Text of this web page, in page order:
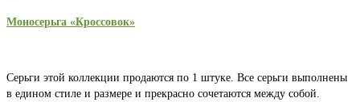
Моносерьга «Кроссовок»
Серьги этой коллекции продаются по 1 штуке. Все серьги выполнены
в едином стиле и размере и прекрасно сочетаются между собой.